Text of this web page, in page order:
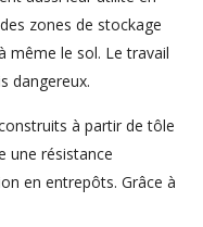
zones de stockage
même le sol. Le travail
dangereux.
à partir de tôle
une résistance
en entrepôts. Grâce à